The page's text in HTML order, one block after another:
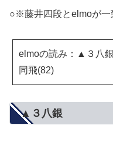
○※藤井四段とelmoが一
elmoの読み：▲３八
同飛(82)
▲３八銀